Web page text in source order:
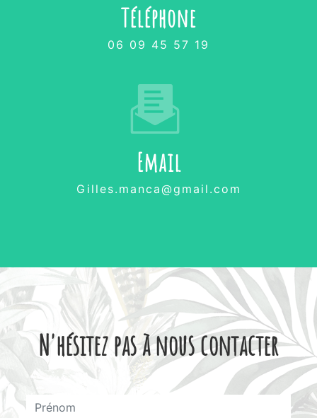
Téléphone
06 09 45 57 19
Email
gilles.manca@gmail.com
N'hésitez pas à nous contacter